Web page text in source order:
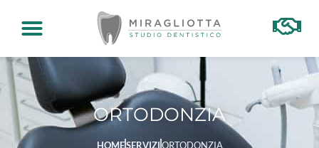
ORTODONZIA
ORTODONZIA
HOMESERVIZIORTODONZIA